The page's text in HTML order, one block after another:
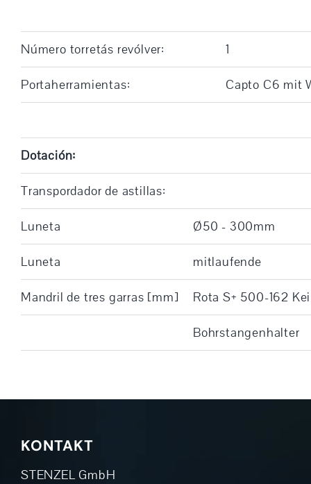
Número torretás revólver: 1
Portaherramientas: Capto C6 mit
Dotación:
Transpordador de astillas:
Luneta Ø50 - 300mm
Luneta mitlaufende
Mandril de tres garras [mm] Rota S+ 500-162
Bohrstangenhalter
KONTAKT
STENZEL GmbH